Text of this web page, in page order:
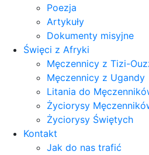
Poezja
Artykuły
Dokumenty misyjne
Święci z Afryki
Męczennicy z Tizi-
Męczennicy z Ugandy
Litania do
Życiorysy
Życiorysy Świętych
Kontakt
Jak do nas trafić